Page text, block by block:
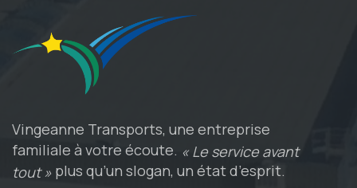
Vingeanne Transports, une entreprise
familiale à votre écoute. « Le service avant
tout » plus qu’un slogan, un état d’esprit.